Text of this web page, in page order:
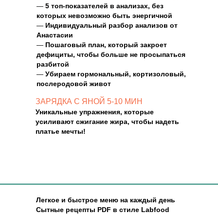
Уникальные упражнения, которые
усиливают сжигание жира, чтобы надеть
платье мечты!
— 5 топ-показателей в анализах, без
которых невозможно быть энергичной
— Индивидуальный разбор анализов от
Анастасии
— Пошаговый план, который закроет
дефициты, чтобы больше не просыпаться
разбитой
— Убираем гормональный, кортизоловый,
послеродовой живот
ЗАРЯДКА С ЯНОЙ 5-10 МИН
Легкое и быстрое меню на каждый день
Сытные рецепты PDF в стиле Labfood